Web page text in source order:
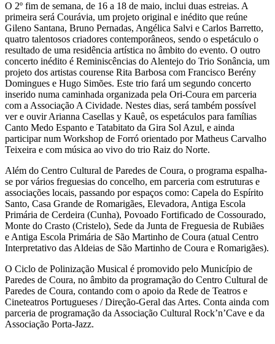
O 2º fim de semana, de 16 a 18 de maio, inclui duas estreias. A
primeira será Courávia, um projeto original e inédito que reúne
Gileno Santana, Bruno Pernadas, Angélica Salvi e Carlos Barretto,
quatro talentosos criadores contemporâneos, sendo o espetáculo o
resultado de uma residência artística no âmbito do evento. O outro
concerto inédito é Reminiscências do Alentejo do Trio Sonância, um
projeto dos artistas courense Rita Barbosa com Francisco Berény
Domingues e Hugo Simões. Este trio fará um segundo concerto
inserido numa caminhada organizada pela Ori-Coura em parceria
com a Associação A Cividade. Nestes dias, será também possível
ver e ouvir Arianna Casellas y Kauê, os espetáculos para famílias
Canto Medo Espanto e Tatabitato da Gira Sol Azul, e ainda
participar num Workshop de Forró orientado por Matheus Carvalho
Teixeira e com música ao vivo do trio Raiz do Norte.
Além do Centro Cultural de Paredes de Coura, o programa espalha-
se por vários freguesias do concelho, em parceria com estruturas e
associações locais, passando por espaços como: Capela do Espírito
Santo, Casa Grande de Romarigães, Elevadora, Antiga Escola
Primária de Cerdeira (Cunha), Povoado Fortificado de Cossourado,
Monte do Crasto (Cristelo), Sede da Junta de Freguesia de Rubiães
e Antiga Escola Primária de São Martinho de Coura (atual Centro
Interpretativo das Aldeias de São Martinho de Coura e Romarigães).
O Ciclo de Polinização Musical é promovido pelo Município de
Paredes de Coura, no âmbito da programação do Centro Cultural de
Paredes de Coura, contando com o apoio da Rede de Teatros e
Cineteatros Portugueses / Direção-Geral das Artes. Conta ainda com
parceria de programação da Associação Cultural Rock’n’Cave e da
Associação Porta-Jazz.